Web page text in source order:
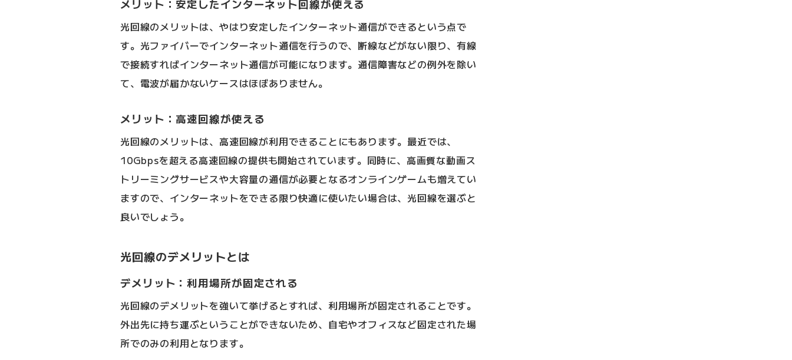
メリット：安定したインターネット回線が使える
光回線のメリットは、やはり安定したインターネット通信ができるという点で
す。光ファイバーでインターネット通信を行うので、断線などがない限り、有線
で接続すればインターネット通信が可能になります。通信障害などの例外を除い
て、電波が届かないケースはほぼありません。
メリット：高速回線が使える
光回線のメリットは、高速回線が利用できることにもあります。最近では、
10Gbpsを超える高速回線の提供も開始されています。同時に、高画質な動画ス
トリーミングサービスや大容量の通信が必要となるオンラインゲームも増えてい
ますので、インターネットをできる限り快適に使いたい場合は、光回線を選ぶと
良いでしょう。
光回線のデメリットとは
デメリット：利用場所が固定される
光回線のデメリットを強いて挙げるとすれば、利用場所が固定されることです。
外出先に持ち運ぶということができないため、自宅やオフィスなど固定された場
所でのみの利用となります。